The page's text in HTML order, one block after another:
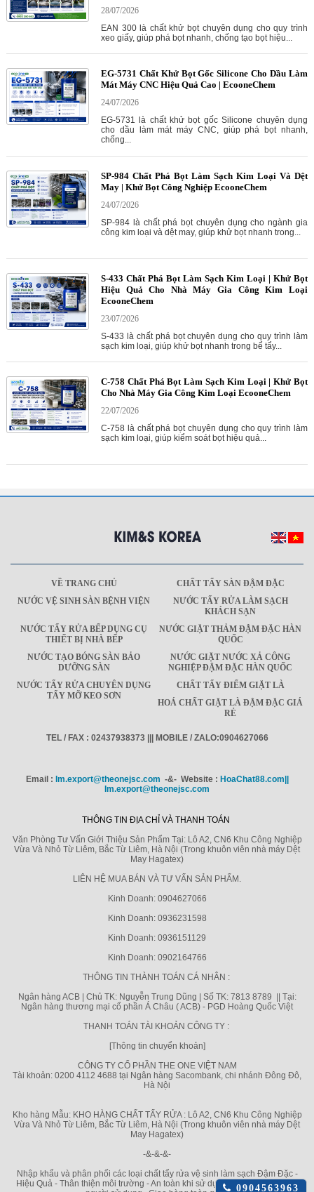
28/07/2026
EAN 300 là chất khử bọt chuyên dụng cho quy trình
xeo giấy, giúp phá bọt nhanh, chống tạo bọt hiệu...
EG-5731 Chất Khử Bọt Gốc Silicone Cho Dầu Làm
Mát Máy CNC Hiệu Quả Cao | EcooneChem
24/07/2026
EG-5731 là chất khử bọt gốc Silicone chuyên dụng
cho dầu làm mát máy CNC, giúp phá bọt nhanh,
chống...
SP-984 Chất Phá Bọt Làm Sạch Kim Loại Và Dệt
May | Khử Bọt Công Nghiệp EcooneChem
24/07/2026
SP-984 là chất phá bọt chuyên dụng cho ngành gia
công kim loại và dệt may, giúp khử bọt nhanh trong...
S-433 Chất Phá Bọt Làm Sạch Kim Loại | Khử Bọt
Hiệu Quả Cho Nhà Máy Gia Công Kim Loại
EcooneChem
23/07/2026
S-433 là chất phá bọt chuyên dụng cho quy trình làm
sạch kim loại, giúp khử bọt nhanh trong bể tẩy...
C-758 Chất Phá Bọt Làm Sạch Kim Loại | Khử Bọt
Cho Nhà Máy Gia Công Kim Loại EcooneChem
22/07/2026
C-758 là chất phá bọt chuyên dụng cho quy trình làm
sạch kim loại, giúp kiểm soát bọt hiệu quả...
VỀ TRANG CHỦ
CHẤT TẨY SÀN ĐẬM ĐẶC
NƯỚC VỆ SINH SÀN BỆNH VIỆN
NƯỚC TẨY RỬA LÀM SẠCH
KHÁCH SẠN
NƯỚC TẨY RỬA BẾP DỤNG CỤ
THIẾT BỊ NHÀ BẾP
NƯỚC GIẶT THẢM ĐẬM ĐẶC HÀN
QUỐC
NƯỚC TẠO BÓNG SÀN BẢO
DƯỠNG SÀN
NƯỚC GIẶT NƯỚC XẢ CÔNG
NGHIỆP ĐẬM ĐẶC HÀN QUỐC
NƯỚC TẨY RỬA CHUYÊN DỤNG
TẨY MỠ KEO SƠN
CHẤT TẨY ĐIỂM GIẶT LÀ
HOÁ CHẤT GIẶT LÀ ĐẬM ĐẶC GIÁ
RẺ
TEL / FAX : 02437938373 ||| MOBILE / ZALO:0904627066
Email : Im.export@theonejsc.com -&- Website : HoaChat88.com||
Im.export@theonejsc.com
Click
0904563963
THÔNG TIN ĐỊA CHỈ VÀ THANH TOÁN
Văn Phòng Tư Vấn Giới Thiệu Sản Phẩm Tại: Lô A2, CN6 Khu Công Nghiệp
Vừa Và Nhỏ Từ Liêm, Bắc Từ Liêm, Hà Nội (Trong khuôn viên nhà máy Dệt
May Hagatex)
LIÊN HỆ MUA BÁN VÀ TƯ VẤN SẢN PHẨM.
Kinh Doanh: 0904627066
Kinh Doanh: 0936231598
Kinh Doanh: 0936151129
Kinh Doanh: 0902164766
THÔNG TIN THÀNH TOÁN CÁ NHÂN :
Ngân hàng ACB | Chủ TK: Nguyễn Trung Dũng | Số TK: 7813 8789 || Tại:
Ngân hàng thương mại cổ phần Á Châu ( ACB) - PGD Hoàng Quốc Việt
THANH TOÁN TÀI KHOẢN CÔNG TY :
[Thông tin chuyển khoản]
CÔNG TY CỔ PHẦN THE ONE VIỆT NAM
Tài khoản: 0200 4112 4688 tại Ngân hàng Sacombank, chi nhánh Đông Đô,
Hà Nội
Kho hàng Mẫu: KHO HÀNG CHẤT TẨY RỬA : Lô A2, CN6 Khu Công Nghiệp
Vừa Và Nhỏ Từ Liêm, Bắc Từ Liêm, Hà Nội (Trong khuôn viên nhà máy Dệt
May Hagatex)
-&-&-&-
Nhập khẩu và phân phối các loại chất tẩy rửa vệ sinh làm sạch Đậm Đặc -
Hiệu Quả - Thân thiện môi trường - An toàn khi sử dụng cho mọi bề mặt và